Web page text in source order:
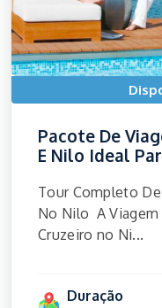
Pacote De
E Nilo Ideal
Tour Completo
No Nilo A Viagem
Cruzeiro no Ni...
Duração